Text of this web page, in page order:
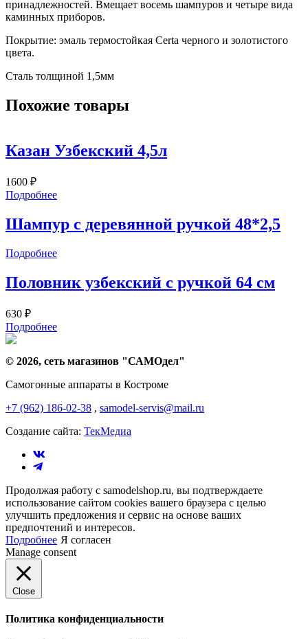
принадлежностей. Вмещает восемь шампуров и четыре вида
каминных приборов.
Покрытие: эмаль термостойкая Certa черного и золотистого
цвета.
Сталь толщиной 1,5мм
Похожие товары
Казан Узбекский 4,5л
1600 ₽
Подробнее
Шампур с деревянной ручкой 48*2,5
Подробнее
Половник узбекский с ручкой 64 см
630 ₽
Подробнее
© 2026, сеть магазинов "САМОдел"
Самогонные аппараты в Костроме
+7 (962) 186-02-38 , samodel-servis@mail.ru
Создание сайта: ТекМедиа
Продолжая работу с samodelshop.ru, вы подтверждаете
использование сайтом cookies вашего браузера с целью
улучшить предложения и сервис на основе ваших
предпочтений и интересов.
Подробнее Я согласен
Manage consent
Close
Политика конфиденциальности